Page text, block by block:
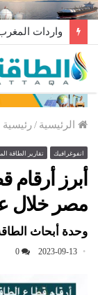
واردات المغرب من
الرئيسية /رئيسية
انفوغرافيك تقارير الطاقة
أبرز
مصر خلال
وحدة أبحاث
2023-09-13
0